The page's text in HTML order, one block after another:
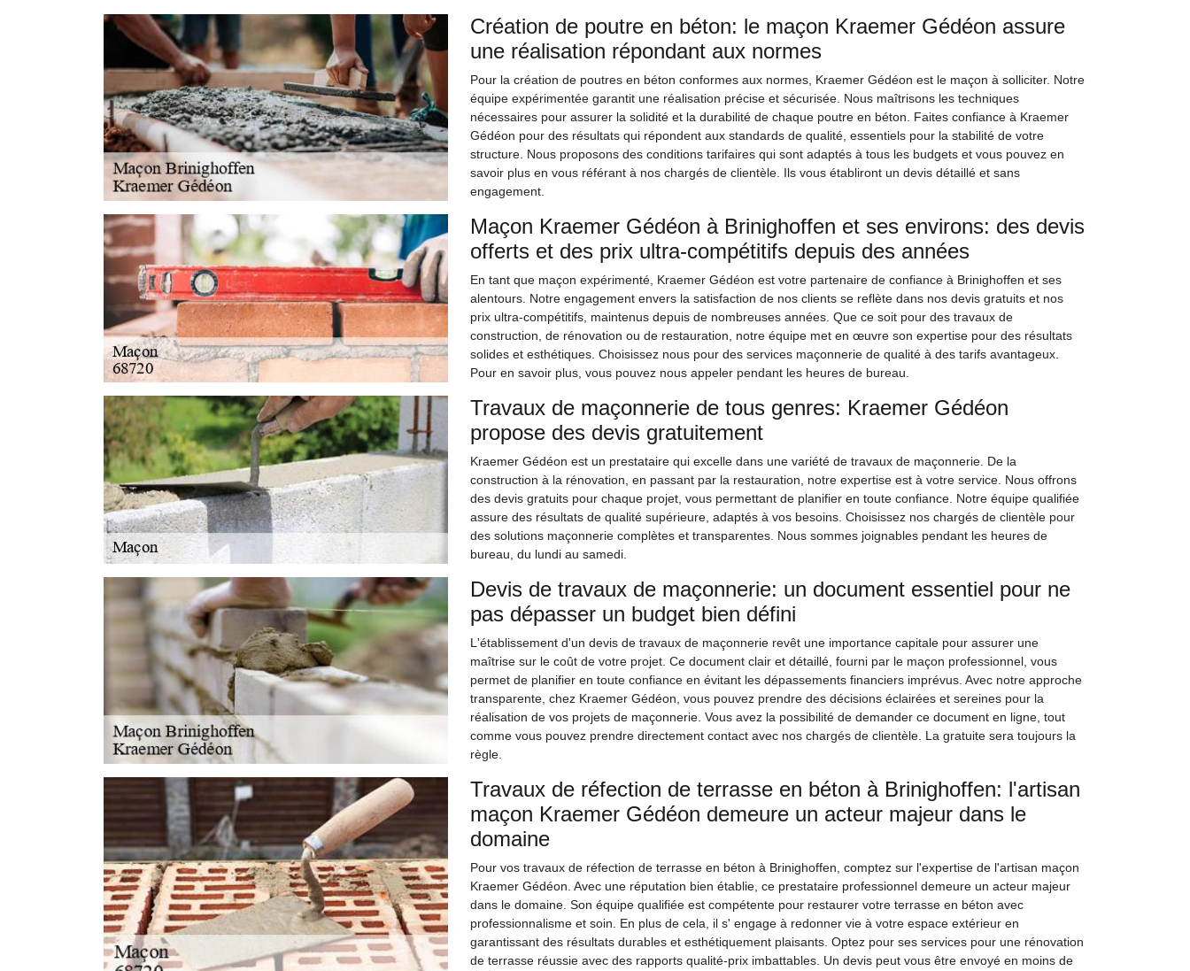
Création de poutre en béton: le maçon Kraemer Gédéon assure
une réalisation répondant aux normes
Pour la création de poutres en béton conformes aux normes, Kraemer Gédéon est le maçon à solliciter. Notre
équipe expérimentée garantit une réalisation précise et sécurisée. Nous maîtrisons les techniques
nécessaires pour assurer la solidité et la durabilité de chaque poutre en béton. Faites confiance à Kraemer
Gédéon pour des résultats qui répondent aux standards de qualité, essentiels pour la stabilité de votre
structure. Nous proposons des conditions tarifaires qui sont adaptés à tous les budgets et vous pouvez en
savoir plus en vous référant à nos chargés de clientèle. Ils vous établiront un devis détaillé et sans
engagement.
Maçon Kraemer Gédéon à Brinighoffen et ses environs: des devis
offerts et des prix ultra-compétitifs depuis des années
En tant que maçon expérimenté, Kraemer Gédéon est votre partenaire de confiance à Brinighoffen et ses
alentours. Notre engagement envers la satisfaction de nos clients se reflète dans nos devis gratuits et nos
prix ultra-compétitifs, maintenus depuis de nombreuses années. Que ce soit pour des travaux de
construction, de rénovation ou de restauration, notre équipe met en œuvre son expertise pour des résultats
solides et esthétiques. Choisissez nous pour des services maçonnerie de qualité à des tarifs avantageux.
Pour en savoir plus, vous pouvez nous appeler pendant les heures de bureau.
Travaux de maçonnerie de tous genres: Kraemer Gédéon
propose des devis gratuitement
Kraemer Gédéon est un prestataire qui excelle dans une variété de travaux de maçonnerie. De la
construction à la rénovation, en passant par la restauration, notre expertise est à votre service. Nous offrons
des devis gratuits pour chaque projet, vous permettant de planifier en toute confiance. Notre équipe qualifiée
assure des résultats de qualité supérieure, adaptés à vos besoins. Choisissez nos chargés de clientèle pour
des solutions maçonnerie complètes et transparentes. Nous sommes joignables pendant les heures de
bureau, du lundi au samedi.
Devis de travaux de maçonnerie: un document essentiel pour ne
pas dépasser un budget bien défini
L'établissement d'un devis de travaux de maçonnerie revêt une importance capitale pour assurer une
maîtrise sur le coût de votre projet. Ce document clair et détaillé, fourni par le maçon professionnel, vous
permet de planifier en toute confiance en évitant les dépassements financiers imprévus. Avec notre approche
transparente, chez Kraemer Gédéon, vous pouvez prendre des décisions éclairées et sereines pour la
réalisation de vos projets de maçonnerie. Vous avez la possibilité de demander ce document en ligne, tout
comme vous pouvez prendre directement contact avec nos chargés de clientèle. La gratuite sera toujours la
règle.
Travaux de réfection de terrasse en béton à Brinighoffen: l'artisan
maçon Kraemer Gédéon demeure un acteur majeur dans le
domaine
Pour vos travaux de réfection de terrasse en béton à Brinighoffen, comptez sur l'expertise de l'artisan maçon
Kraemer Gédéon. Avec une réputation bien établie, ce prestataire professionnel demeure un acteur majeur
dans le domaine. Son équipe qualifiée est compétente pour restaurer votre terrasse en béton avec
professionnalisme et soin. En plus de cela, il s' engage à redonner vie à votre espace extérieur en
garantissant des résultats durables et esthétiquement plaisants. Optez pour ses services pour une rénovation
de terrasse réussie avec des rapports qualité-prix imbattables. Un devis peut vous être envoyé en moins de